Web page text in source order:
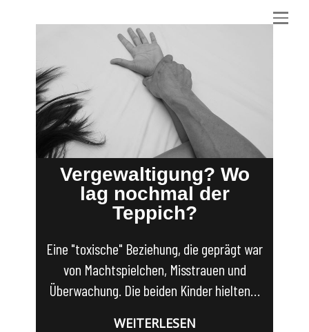
Vergewaltigung? Wo
lag nochmal der
Teppich?
Eine "toxische" Beziehung, die geprägt war
von Machtspielchen, Misstrauen und
Überwachung. Die beiden Kinder hielten…
WEITERLESEN